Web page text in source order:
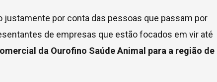
justamente por conta das pessoas que passam por
de empresas que estão focados em vir até
da Ourofino Saúde Animal para a região de